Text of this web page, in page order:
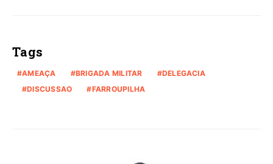
Tags
AMEAÇA BRIGADA MILITAR
DELEGACIA
DISCUSSAO
FARROUPILHA